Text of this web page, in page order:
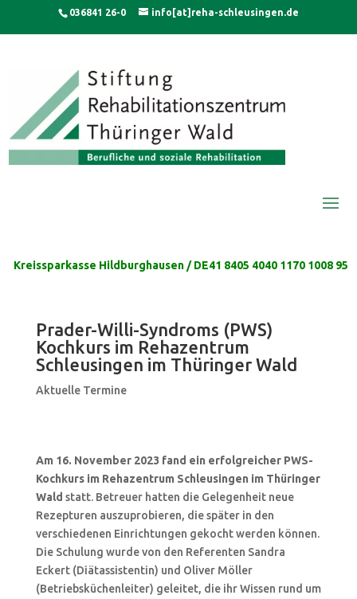
content
036841 26-0 info[at]reha-schleusingen.de
Kreissparkasse Hildburghausen / DE41 8405 4040 1170 1008 95
Prader-Willi-Syndroms (PWS)
Kochkurs im Rehazentrum
Schleusingen im Thüringer Wald
Aktuelle Termine
Am 16. November 2023 fand ein erfolgreicher PWS-
Kochkurs im Rehazentrum Schleusingen im Thüringer
Wald statt. Betreuer hatten die Gelegenheit neue
Rezepturen auszuprobieren, die später in den
verschiedenen Einrichtungen gekocht werden können.
Die Schulung wurde von den Referenten Sandra
Eckert (Diätassistentin) und Oliver Möller
(Betriebsküchenleiter) geleitet, die ihr Wissen rund um
modal-check